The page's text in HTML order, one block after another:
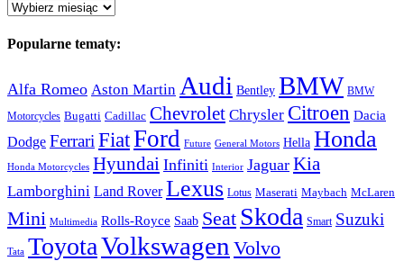
Archiwum:
Popularne tematy:
Alfa Romeo Aston Martin Audi Bentley BMW BMW
Motorcycles Bugatti Cadillac Chevrolet Chrysler Citroen Dacia
Dodge Ferrari FiatFord Future General Motors Hella Honda
Honda Motorcycles Hyundai Infiniti Interior Jaguar Kia
Lamborghini Land Rover Lexus Lotus Maserati Maybach McLaren
Mini Multimedia Rolls-Royce Saab Seat Skoda Smart Suzuki
Tata ToyotaVolkswagen Volvo